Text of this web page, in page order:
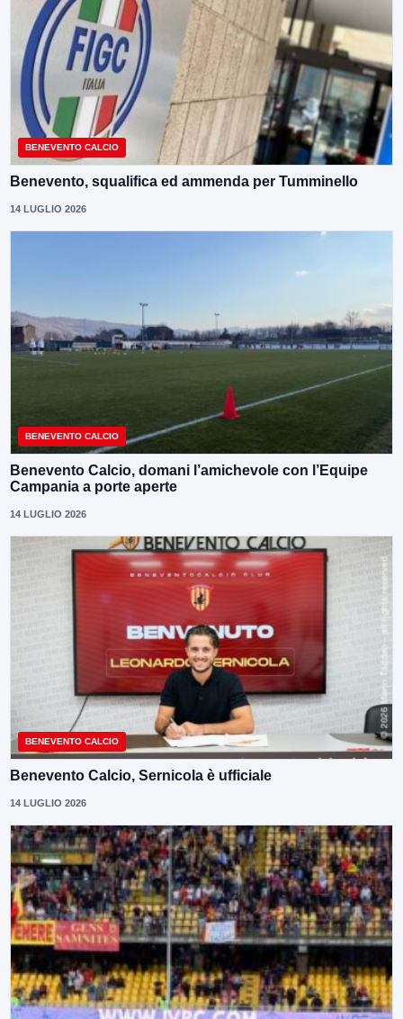
BENEVENTO CALCIO
Benevento, squalifica ed ammenda per Tumminello
14 LUGLIO 2026
BENEVENTO CALCIO
Benevento Calcio, domani l’amichevole con l’Equipe
Campania a porte aperte
14 LUGLIO 2026
BENEVENTO CALCIO
Benevento Calcio, Sernicola è ufficiale
14 LUGLIO 2026